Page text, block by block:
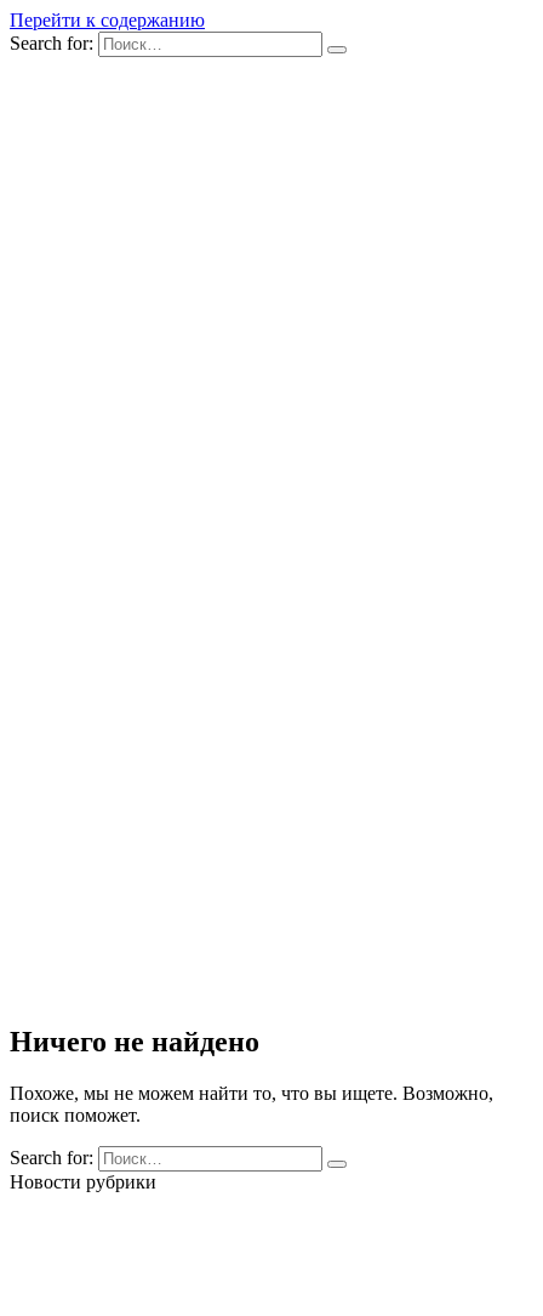
Перейти к содержанию
Search for:
Ничего не найдено
Похоже, мы не можем найти то, что вы ищете. Возможно,
поиск поможет.
Search for:
Новости рубрики